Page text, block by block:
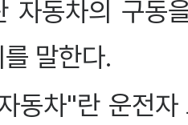
자동차의 구동
말한다.
동차"란 운전